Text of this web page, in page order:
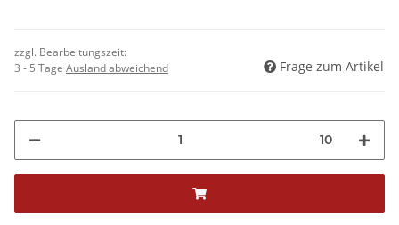
zzgl. Bearbeitungszeit:
3 - 5 Tage Ausland abweichend Frage zum Artikel
10